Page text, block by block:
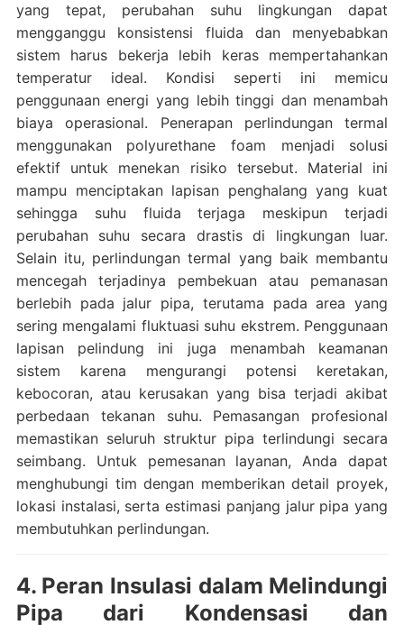
yang tepat, perubahan suhu lingkungan dapat
mengganggu konsistensi fluida dan menyebabkan
sistem harus bekerja lebih keras mempertahankan
temperatur ideal. Kondisi seperti ini memicu
penggunaan energi yang lebih tinggi dan menambah
biaya operasional. Penerapan perlindungan termal
menggunakan polyurethane foam menjadi solusi
efektif untuk menekan risiko tersebut. Material ini
mampu menciptakan lapisan penghalang yang kuat
sehingga suhu fluida terjaga meskipun terjadi
perubahan suhu secara drastis di lingkungan luar.
Selain itu, perlindungan termal yang baik membantu
mencegah terjadinya pembekuan atau pemanasan
berlebih pada jalur pipa, terutama pada area yang
sering mengalami fluktuasi suhu ekstrem. Penggunaan
lapisan pelindung ini juga menambah keamanan
sistem karena mengurangi potensi keretakan,
kebocoran, atau kerusakan yang bisa terjadi akibat
perbedaan tekanan suhu. Pemasangan profesional
memastikan seluruh struktur pipa terlindungi secara
seimbang. Untuk pemesanan layanan, Anda dapat
menghubungi tim dengan memberikan detail proyek,
lokasi instalasi, serta estimasi panjang jalur pipa yang
membutuhkan perlindungan.
4. Peran Insulasi dalam Melindungi
Pipa dari Kondensasi dan